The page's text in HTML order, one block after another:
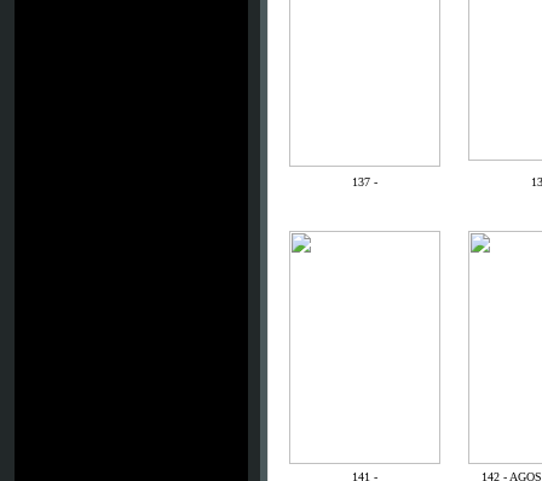
137 -
141 -
142 -